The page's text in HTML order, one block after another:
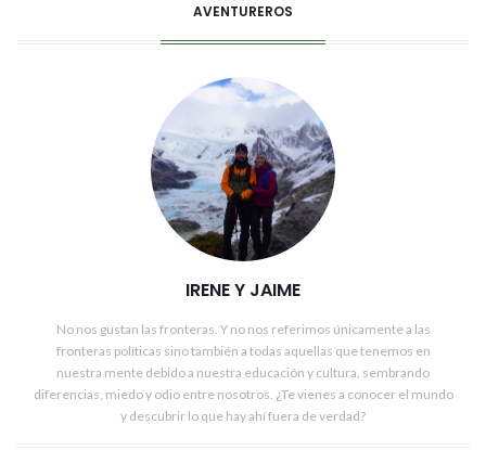
AVENTUREROS
IRENE Y JAIME
No nos gustan las fronteras. Y no nos referimos únicamente a las
fronteras políticas sino también a todas aquellas que tenemos en
nuestra mente debido a nuestra educación y cultura, sembrando
diferencias, miedo y odio entre nosotros. ¿Te vienes a conocer el mundo
y descubrir lo que hay ahí fuera de verdad?